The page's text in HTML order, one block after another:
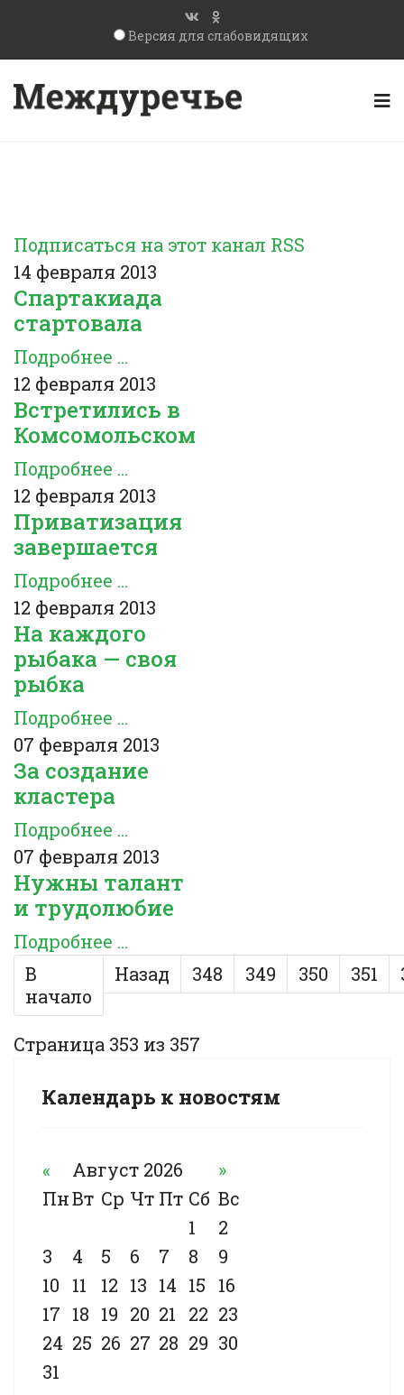
Версия для слабовидящих
Подписаться на этот канал RSS
14 февраля 2013
Спартакиада
стартовала
Подробнее ...
12 февраля 2013
Встретились в
Комсомольском
Подробнее ...
12 февраля 2013
Приватизация
завершается
Подробнее ...
12 февраля 2013
На каждого
рыбака — своя
рыбка
Подробнее ...
07 февраля 2013
За создание
кластера
Подробнее ...
07 февраля 2013
Нужны талант
и трудолюбие
Подробнее ...
В
начало
Назад 348 349 350 351
Страница 353 из 357
Календарь к новостям
« Август 2026
»
ПнВт Ср Чт Пт Сб Вс
1
2
3
4 5 6 7 8
9
10
11 12 13 14 15
16
17 18 19 20 21 22 23
24 25 26 27 28 29 30
31